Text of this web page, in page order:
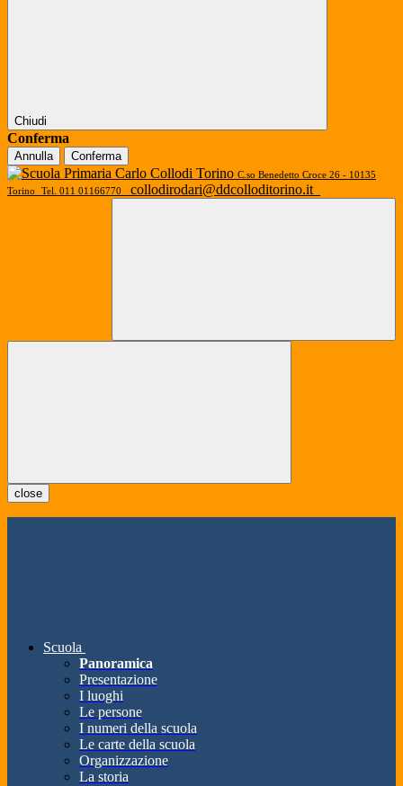
Chiudi
Conferma
Annulla Conferma
C.so Benedetto Croce 26 - 10135
Torino
Tel. 011 01166770 collodirodari@ddcolloditorino.it
close
Scuola
Panoramica
Presentazione
I luoghi
Le persone
I numeri della scuola
Le carte della scuola
Organizzazione
La storia